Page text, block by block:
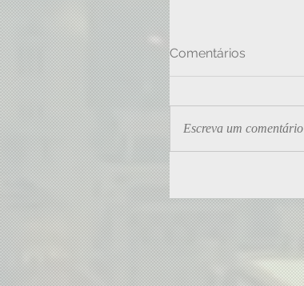
Comentários
Escreva um comentário